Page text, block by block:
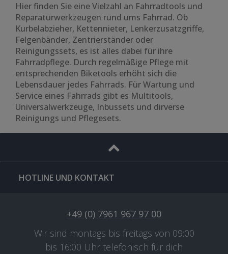
Hier finden Sie eine Vielzahl an Fahrradtools und
Reparaturwerkzeugen rund ums Fahrrad. Ob
Kurbelabzieher, Kettennieter, Lenkerzusatzgriffe,
Felgenbänder, Zentrierständer oder
Reinigungssets, es ist alles dabei für ihre
Fahrradpflege. Durch regelmäßige Pflege mit
entsprechenden Biketools erhöht sich die
Lebensdauer jedes Fahrrads. Für Wartung und
Service eines Fahrrads gibt es Multitools,
Universalwerkzeuge, Inbussets und dirverse
Reinigungs und Pflegesets.
HOTLINE UND KONTAKT
+49 (0) 7961 967 97 00
Wir sind montags bis freitags von 09:00
bis 16:00 Uhr telefonisch für dich